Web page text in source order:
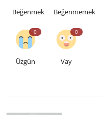
Beğenmek Beğenmemek
0
Üzgün
0
Vay